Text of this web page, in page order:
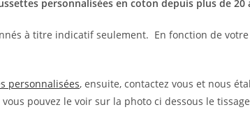
personnalisées en coton depuis plus de 20
à titre indicatif seulement. En fonction de
personnalisées, ensuite, contactez vous et nous
pouvez le voir sur la photo ci dessous le